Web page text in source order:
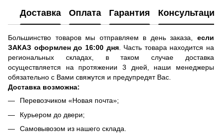
Доставка Оплата Гарантия Консультация
Большинство товаров мы отправляем в день заказа, если
ЗАКАЗ оформлен до 16:00 дня. Часть товара находится на
региональных складах, в таком случае доставка
осуществляется на протяжении 3 дней, наши менеджеры
обязательно с Вами свяжутся и предупредят Вас.
Доставка возможна:
Перевозчиком «Новая почта»;
Курьером до двери;
Самовывозом из нашего склада.